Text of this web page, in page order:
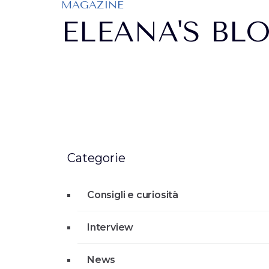
MAGAZINE
ELEANA'S
Categorie
Consigli e curiosità
Interview
News